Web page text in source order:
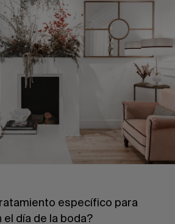
específico para
día de la boda?